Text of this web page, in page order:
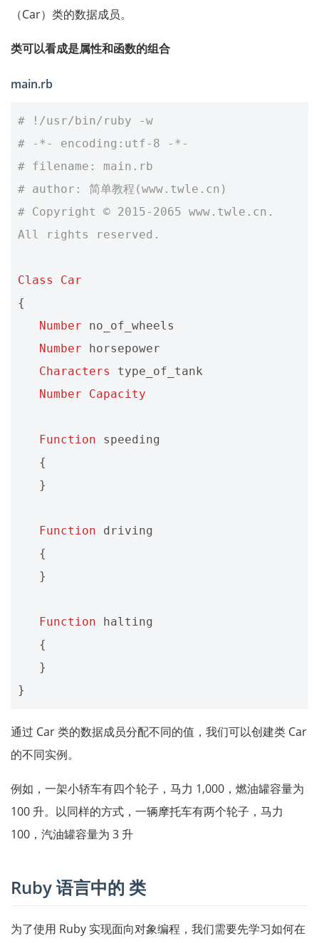
（Car）类的数据成员。
类可以看成是属性和函数的组合
main.rb
# !/usr/bin/ruby -w
# -*- encoding:utf-8 -*-
# filename: main.rb
# author: 简单教程(www.twle.cn)
# Copyright © 2015-2065 www.twle.cn.
All rights reserved.
Class
Car
{
Number
no_of_wheels
Number
horsepower
Characters
type_of_tank
Number
Capacity
Function
speeding
{
}
Function
driving
{
}
Function
halting
{
}
}
通过 Car 类的数据成员分配不同的值，我们可以创建类 Car
的不同实例。
例如，一架小轿车有四个轮子，马力 1,000，燃油罐容量为
100 升。以同样的方式，一辆摩托车有两个轮子，马力
100，汽油罐容量为 3 升
Ruby 语言中的 类
为了使用 Ruby 实现面向对象编程，我们需要先学习如何在